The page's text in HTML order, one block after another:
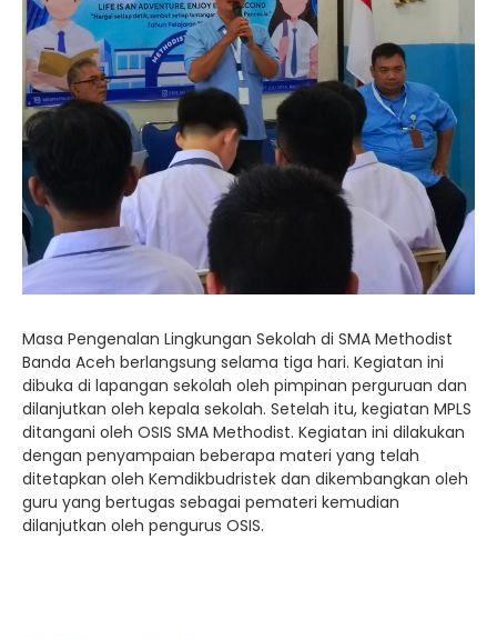
Masa Pengenalan Lingkungan Sekolah di SMA Methodist
Banda Aceh berlangsung selama tiga hari. Kegiatan ini
dibuka di lapangan sekolah oleh pimpinan perguruan dan
dilanjutkan oleh kepala sekolah. Setelah itu, kegiatan MPLS
ditangani oleh OSIS SMA Methodist. Kegiatan ini dilakukan
dengan penyampaian beberapa materi yang telah
ditetapkan oleh Kemdikbudristek dan dikembangkan oleh
guru yang bertugas sebagai pemateri kemudian
dilanjutkan oleh pengurus OSIS.